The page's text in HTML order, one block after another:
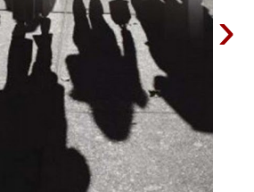
›